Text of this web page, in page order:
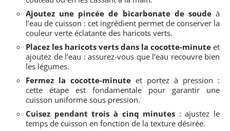
Ajoutez une pincée de bicarbonate de soudeà
l’eau de cuisson : cet ingrédient permet de conserver la
couleur verte éclatante des haricots verts.
Placez les haricots verts dans la cocotte-minute et
ajoutez de l’eau : assurez-vous que l’eau recouvre bien
les légumes.
Fermez la cocotte-minute et portez à pression :
cette étape est fondamentale pour garantir une
cuisson uniforme sous pression.
Cuisez pendant trois à cinq minutes : ajustez le
temps de cuisson en fonction de la texture désirée.